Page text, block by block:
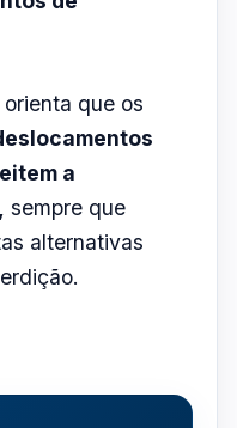
do Paraíba